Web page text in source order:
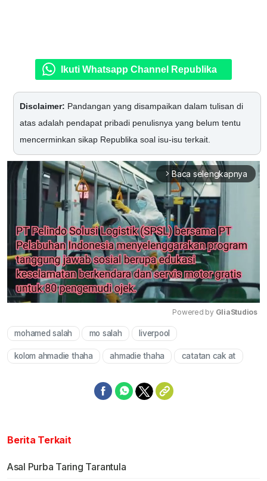
Ikuti Whatsapp Channel Republika
Disclaimer: Pandangan yang disampaikan dalam tulisan di
atas adalah pendapat pribadi penulisnya yang belum tentu
mencerminkan sikap Republika soal isu-isu terkait.
arrow_forward_ios Baca selengkapnya
Powered by GliaStudios
mohamed salah mo salah liverpool
kolom ahmadie thaha ahmadie thaha catatan cak at
Berita Terkait
Asal Purba Taring Tarantula